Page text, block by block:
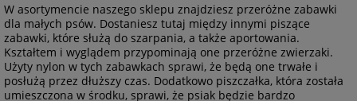
W asortymencie naszego sklepu znajdziesz przeróżne zabawki
dla małych psów. Dostaniesz tutaj między innymi piszące
zabawki, które służą do szarpania, a także aportowania.
Kształtem i wyglądem przypominają one przeróżne zwierzaki.
Użyty nylon w tych zabawkach sprawi, że będą one trwałe i
posłużą przez dłuższy czas. Dodatkowo piszczałka, która została
umieszczona w środku, sprawi, że psiak będzie bardzo